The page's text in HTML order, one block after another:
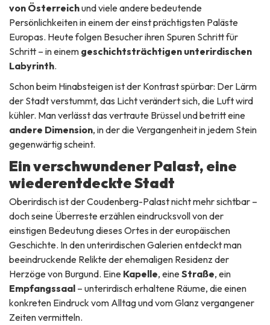
von Österreichund viele andere bedeutende
Persönlichkeiten in einem der einst prächtigsten Paläste
Europas. Heute folgen Besucher ihren Spuren Schritt für
Schritt – in einem geschichtsträchtigen unterirdischen
Labyrinth.
Schon beim Hinabsteigen ist der Kontrast spürbar: Der Lärm
der Stadt verstummt, das Licht verändert sich, die Luft wird
kühler. Man verlässt das vertraute Brüssel und betritt eine
andere Dimension, in der die Vergangenheit in jedem Stein
gegenwärtig scheint.
Ein verschwundener Palast, eine
wiederentdeckte Stadt
Oberirdisch ist der Coudenberg-Palast nicht mehr sichtbar –
doch seine Überreste erzählen eindrucksvoll von der
einstigen Bedeutung dieses Ortes in der europäischen
Geschichte. In den unterirdischen Galerien entdeckt man
beeindruckende Relikte der ehemaligen Residenz der
Herzöge von Burgund. Eine Kapelle, eineStraße, ein
Empfangssaal – unterirdisch erhaltene Räume, die einen
konkreten Eindruck vom Alltag und vom Glanz vergangener
Zeiten vermitteln.